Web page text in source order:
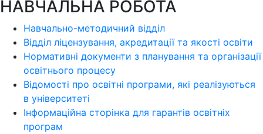
НАВЧАЛЬНА РОБОТА
Навчально-методичний відділ
Відділ ліцензування, акредитації та якості освіти
Нормативні документи з планування та організації
освітнього процесу
Відомості про освітні програми, які реалізуються
в університеті
Інформаційна сторінка для гарантів освітніх
програм